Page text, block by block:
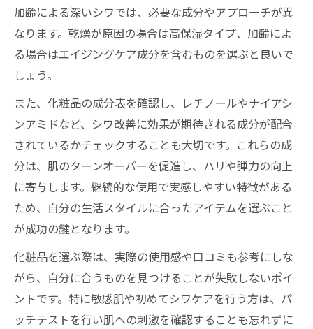
ドラッグストアで買えるシワ取りクリーム
の魅力
エイジングケアに効くシワクリーム体験談
保湿も叶えるシワ改善クリーム特集
シワ改善と保湿を兼ねるクリームの選び方
シワ改善保湿クリームの成分比較ポイント
乾燥肌におすすめのシワ対策クリームは？
口コミで人気の保湿シワクリーム徹底調査
シワに効く保湿クリームの効果的な使い方
シワ対策に強い成分はどちらが効果的？
レチノールとナイアシンアミドの特徴解説
シワに効く成分の刺激性と使い分けのコツ
加齢による深いシワでは、必要な成分やアプローチが異
なります。乾燥が原因の場合は高保湿タイプ、加齢によ
る場合はエイジングケア成分を含むものを選ぶと良いで
しょう。
また、化粧品の成分表を確認し、レチノールやナイアシ
ンアミドなど、シワ改善に効果が期待される成分が配合
されているかチェックすることも大切です。これらの成
分は、肌のターンオーバーを促進し、ハリや弾力の向上
に寄与します。継続的な使用で実感しやすい特徴がある
ため、自分の生活スタイルに合ったアイテムを選ぶこと
が成功の鍵となります。
化粧品を選ぶ際は、実際の使用感や口コミも参考にしな
がら、自分に合うものを見つけることが失敗しないポイ
ントです。特に敏感肌や初めてシワケアを行う方は、パ
ッチテストを行い肌への刺激を確認することも忘れずに